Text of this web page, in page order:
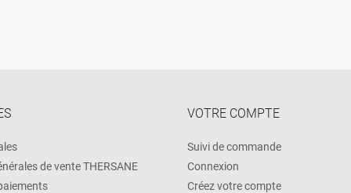
de vente THERSANE
VOTRE COMPTE
Suivi de commande
Connexion
Créez votre compte